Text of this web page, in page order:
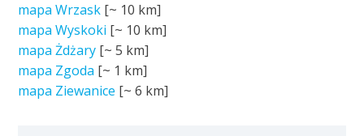
mapa Wrzask [~ 10 km]
mapa Wyskoki [~ 10 km]
mapa Żdżary [~5 km]
mapa Zgoda [~ 1 km]
mapa Ziewanice [~6 km]